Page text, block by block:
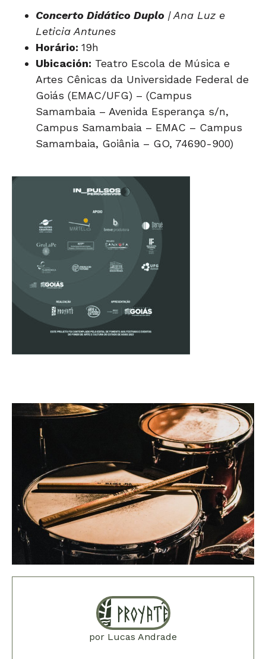
Concerto Didático Duplo | Ana Luz e
Leticia Antunes
Horário: 19h
Ubicación: Teatro Escola de Música e
Artes Cênicas da Universidade Federal de
Goiás (EMAC/UFG) – (Campus
Samambaia – Avenida Esperança s/n,
Campus Samambaia – EMAC – Campus
Samambaia, Goiânia – GO, 74690-900)
por Lucas Andrade